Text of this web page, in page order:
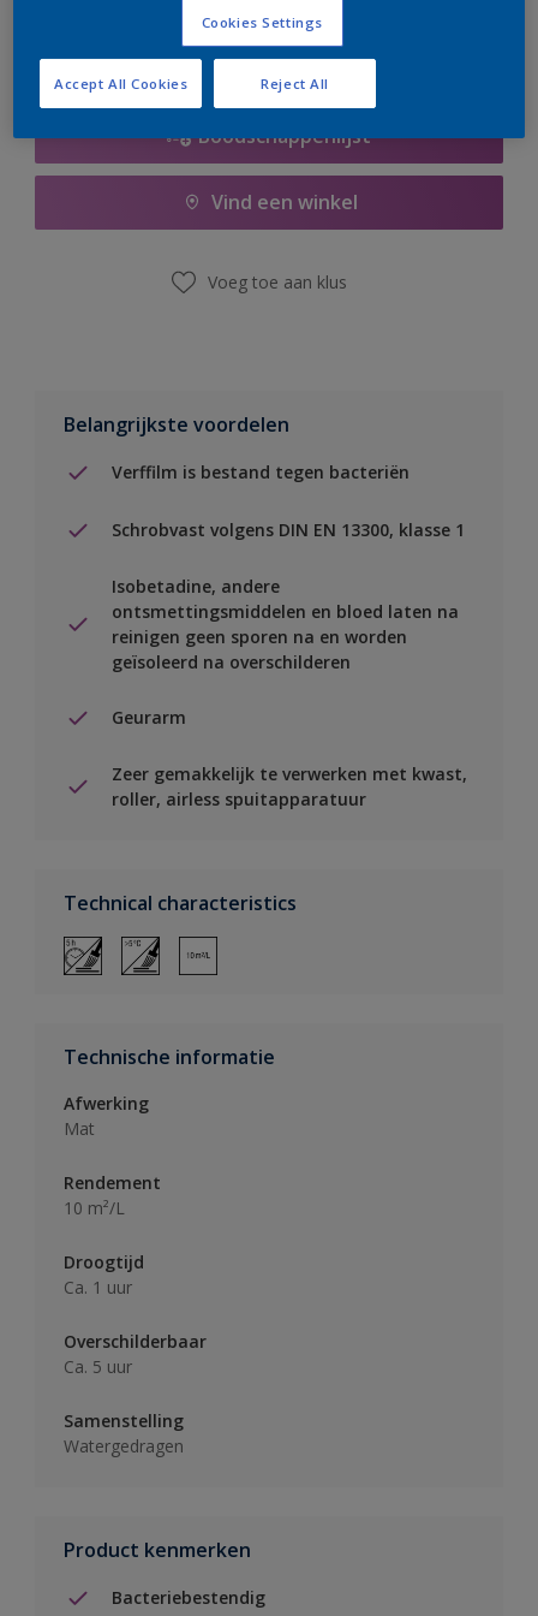
Boodschappenlijst
Vind een winkel
Voeg toe aan klus
Belangrijkste voordelen
Verffilm is bestand tegen bacteriën
Schrobvast volgens DIN EN 13300, klasse 1
Isobetadine, andere
ontsmettingsmiddelen en bloed laten na
reinigen geen sporen na en worden
geïsoleerd na overschilderen
Geurarm
Zeer gemakkelijk te verwerken met kwast,
roller, airless spuitapparatuur
Technical characteristics
Technische informatie
Afwerking
Mat
Rendement
10 m²/L
Droogtijd
Ca. 1 uur
Overschilderbaar
Ca. 5 uur
Samenstelling
Watergedragen
Product kenmerken
Bacteriebestendig
Cookies Settings
Reject All
Accept All Cookies